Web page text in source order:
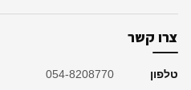
צרו קשר
טלפון
054-8208770